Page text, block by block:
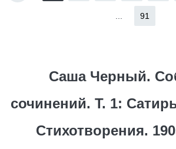
91
Саша Черный.
сочинений. Т. 1:
Стихотворения.